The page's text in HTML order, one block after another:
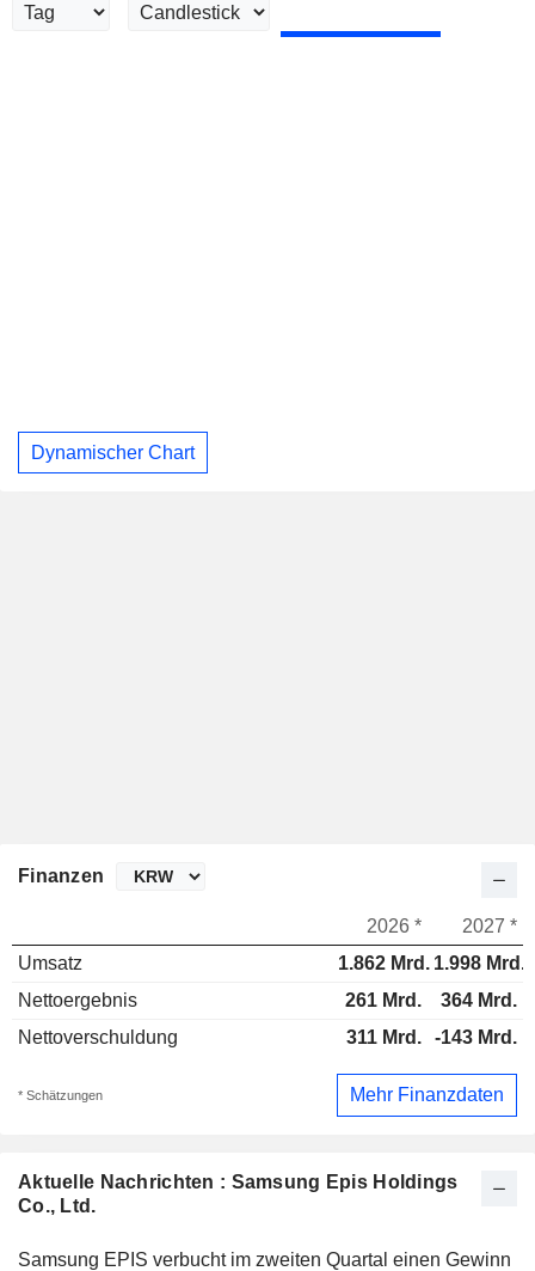
Dynamischer Chart
Aktuelle Nachrichten : Samsung Epis Holdings
Co., Ltd.
Samsung EPIS verbucht im zweiten Quartal einen Gewinn
Finanzen
2026 *
2027 *
Umsatz
1.862 Mrd. 1.998 Mrd.
Nettoergebnis
261 Mrd.
364 Mrd.
Nettoverschuldung
311 Mrd. -143 Mrd.
* Schätzungen Mehr Finanzdaten